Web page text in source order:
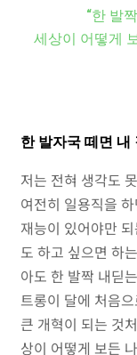
“한 발
세상이 어떻게
한 발자국 떼면 내
저는 전혀 생각도
여전히 일용직을
재능이 있어야만
도 하고 싶으면 하
아도 한 발짝 내딛
트롱이 달에 처음
큰 개혁이 되는 것
상이 어떻게 보든